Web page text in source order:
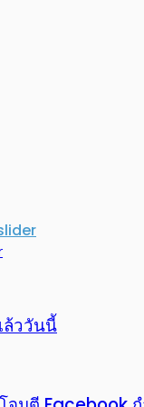
ววันนี้